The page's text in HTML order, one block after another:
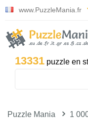
www.PuzzleMania.fr
13331 puzzle en
Puzzle Mania 1